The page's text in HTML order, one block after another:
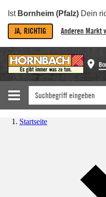
Ist Bornheim (Pfalz) Dein
JA, RICHTIG Anderen Markt
Startseite